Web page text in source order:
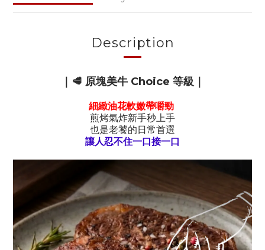
Description
｜🥩 原塊美牛 Choice 等級
細緻油花軟嫩帶嚼勁
煎烤氣炸新手秒上手
也是老饕的日常首選
讓人忍不住一口接一口